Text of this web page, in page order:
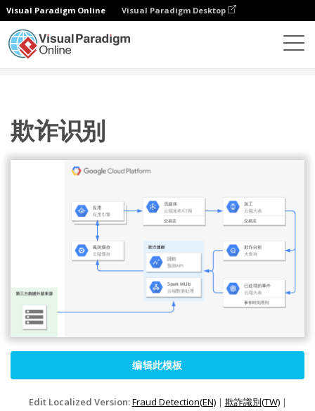
Visual Paradigm Online Visual Paradigm Desktop
欺诈识别
编辑此模板
Edit Localized Version:Fraud Detection(EN)| 欺詐識別(TW)|